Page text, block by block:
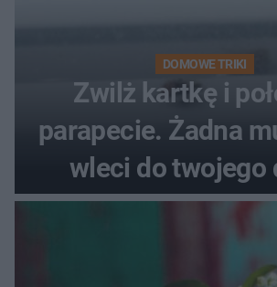
DOMOWE TRIKI
Zwilż kartkę i
parapecie. Żadna
wleci do twojego